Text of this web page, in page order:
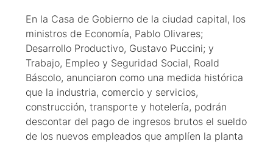
En la Casa de Gobierno de la ciudad capital, los
ministros de Economía, Pablo Olivares;
Desarrollo Productivo, Gustavo Puccini; y
Trabajo, Empleo y Seguridad Social, Roald
Báscolo, anunciaron como una medida histórica
que la industria, comercio y servicios,
construcción, transporte y hotelería, podrán
descontar del pago de ingresos brutos el sueldo
de los nuevos empleados que amplíen la planta